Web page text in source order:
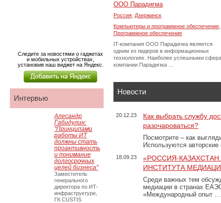
ООО Парадигма
Россия Дзержинск
Компьютеры и программное обеспечение
Программное обеспечение
IT-компания ООО Парадигма является
одним из лидеров в информационных
технологиях. Наиболее успешными
компании Парадигма …
Новости
20.12.23
Как выбрать службу
разочароваться?
Посмотрите – как
Используются
18.09.23
«РОССИЯ-
ИНСТИТУТА
Среди важных тем
медиации в странах
«Международный опыт …
Следите за новостями о гаджетах
и мобильных устройствах,
установив наш виджет на Яндекс.
Интервью
Алесандр
Габидулин:
"Принципами
работы ИТ
должны стать
проактивность
и понимание
долгосрочных
целей бизнеса"
Заместитель
генерального
директора по ИТ-
инфраструктуре,
ГК CUSTIS